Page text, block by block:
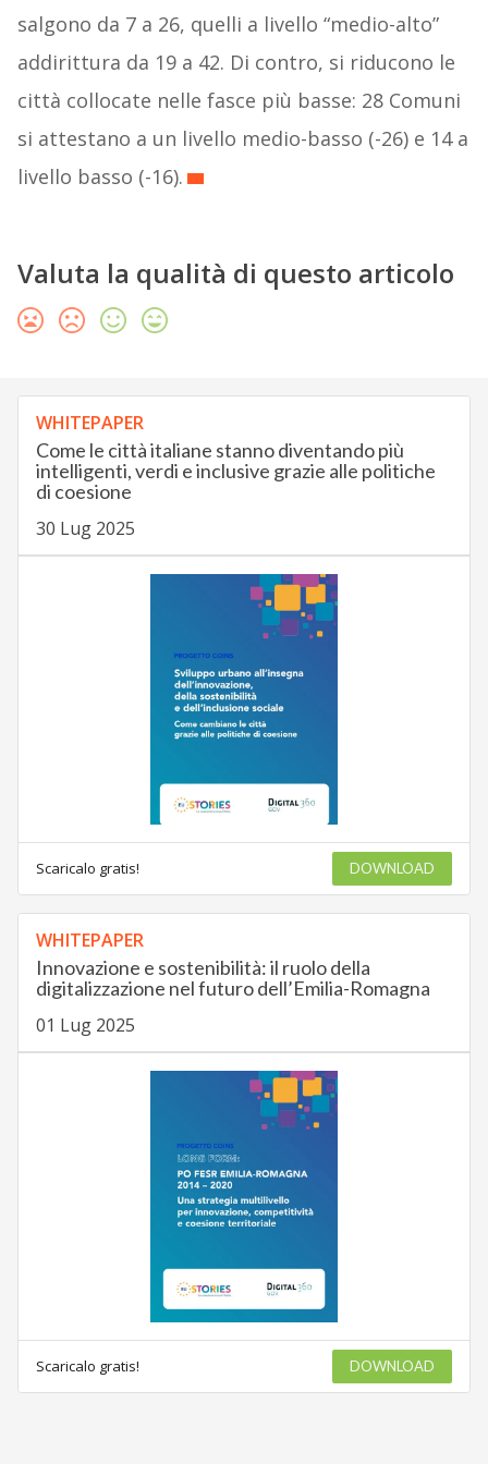
salgono da 7 a 26, quelli a livello “medio-alto”
addirittura da 19 a 42. Di contro, si riducono le
città collocate nelle fasce più basse: 28 Comuni
si attestano a un livello medio-basso (-26) e 14 a
livello basso (-16).
Valuta la qualità di questo articolo
WHITEPAPER
Come le città italiane stanno diventando più
intelligenti, verdi e inclusive grazie alle politiche
di coesione
30 Lug 2025
Scaricalo gratis! DOWNLOAD
WHITEPAPER
Innovazione e sostenibilità: il ruolo della
digitalizzazione nel futuro dell’Emilia-Romagna
01 Lug 2025
Scaricalo gratis! DOWNLOAD